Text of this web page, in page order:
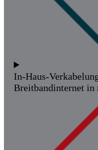
In-Haus-
Breitbandinternet in